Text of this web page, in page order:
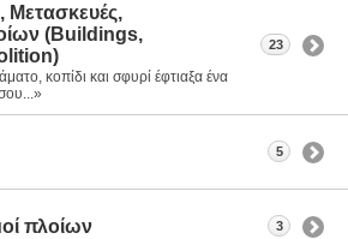
Μετασκευές,
(Buildings,
κοπίδι και σφυρί έφτιαξα ένα
23
5
πλοίων 3